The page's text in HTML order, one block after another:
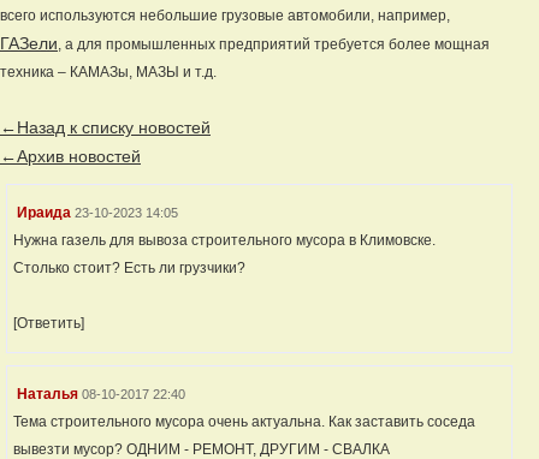
всего используются небольшие грузовые автомобили, например,
ГАЗели, а для промышленных предприятий требуется более мощная
техника – КАМАЗы, МАЗЫ и т.д.
←Назад к списку новостей
←Архив новостей
Ираида 23-10-2023 14:05
Нужна газель для вывоза строительного мусора в Климовске.
Столько стоит? Есть ли грузчики?
[Ответить]
Наталья 08-10-2017 22:40
Тема строительного мусора очень актуальна. Как заставить соседа
вывезти мусор? ОДНИМ - РЕМОНТ, ДРУГИМ - СВАЛКА